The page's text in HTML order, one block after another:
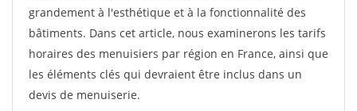
grandement à l'esthétique et à la fonctionnalité des
bâtiments. Dans cet article, nous examinerons les tarifs
horaires des menuisiers par région en France, ainsi que
les éléments clés qui devraient être inclus dans un
devis de menuiserie.